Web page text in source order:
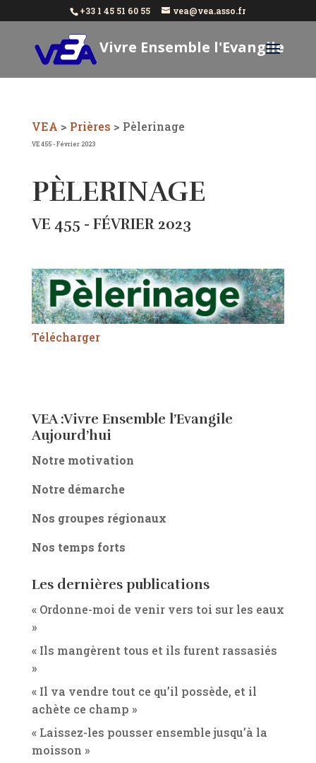
+33 1 45 51 60 55 vea@vea.asso.fr
Vivre Ensemble l'Evangile
VEA > Prières > Pèlerinage
VE 455 - Février 2023
PÈLERINAGE
VE 455 - FÉVRIER 2023
Télécharger
VEA :Vivre Ensemble l’Evangile
Aujourd’hui
Notre motivation
Notre démarche
Nos groupes régionaux
Nos temps forts
Les dernières publications
« Ordonne-moi de venir vers toi sur les eaux
»
« Ils mangèrent tous et ils furent rassasiés
»
« Il va vendre tout ce qu’il possède, et il
achète ce champ »
« Laissez-les pousser ensemble jusqu’à la
moisson »